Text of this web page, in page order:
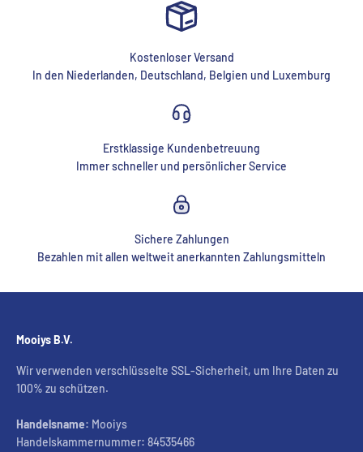
Kostenloser Versand
In den Niederlanden, Deutschland, Belgien und Luxemburg
Erstklassige Kundenbetreuung
Immer schneller und persönlicher Service
Sichere Zahlungen
Bezahlen mit allen weltweit anerkannten Zahlungsmitteln
Mooiys B.V.
Wir verwenden verschlüsselte SSL-Sicherheit, um Ihre Daten zu
100% zu schützen.
Handelsname: Mooiys
Handelskammernummer: 84535466